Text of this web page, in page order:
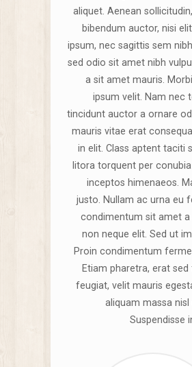
aliquet. Aenean
bibendum auctor, nisi
ipsum, nec sagittis sem
sed odio sit amet nibh
a sit amet mauris.
ipsum velit. Nam nec
tincidunt auctor a ornare
mauris vitae erat
in elit. Class aptent taciti
litora torquent per
inceptos himenaeos.
justo. Nullam ac urna eu
condimentum sit amet a
non neque elit. Sed ut
Proin condimentum
Etiam pharetra, erat
feugiat, velit mauris
aliquam massa nisl
Suspendisse